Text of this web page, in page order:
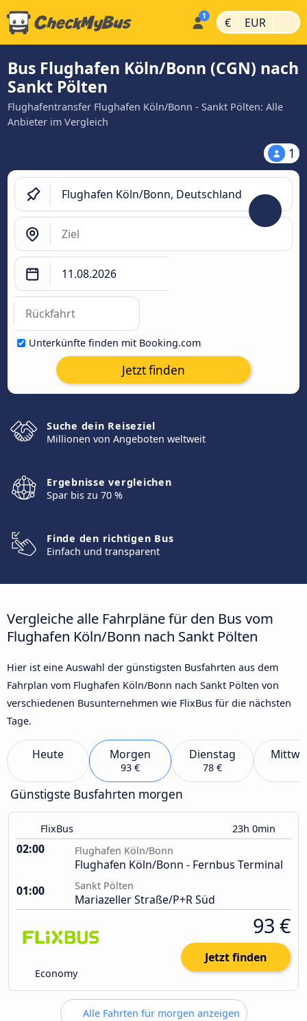
€ | EUR |
Bus Flughafen Köln/Bonn (CGN) nach
Sankt Pölten
Flughafentransfer Flughafen Köln/Bonn - Sankt Pölten: Alle
Anbieter im Vergleich
1
Unterkünfte finden mit Booking.com
Jetzt finden
Suche dein Reiseziel
Millionen von Angeboten weltweit
Ergebnisse vergleichen
Spar bis zu 70 %
Finde den richtigen Bus
Einfach und transparent
Vergleiche alle Fahrpläne für den Bus vom
Flughafen Köln/Bonn nach Sankt Pölten
Hier ist eine Auswahl der günstigsten Busfahrten aus dem
Fahrplan vom Flughafen Köln/Bonn nach Sankt Pölten von
verschiedenen Busunternehmen wie FlixBus für die nächsten
Tage.
Heute Morgen
93 €
Dienstag
78 €
Günstigste Busfahrten morgen
FlixBus 23h 0min
02:00 Flughafen Köln/Bonn
Flughafen Köln/Bonn - Fernbus Terminal
01:00
Sankt Pölten
Mariazeller Straße/P+R Süd
Economy
93 €
Jetzt finden
Alle Fahrten für morgen anzeigen